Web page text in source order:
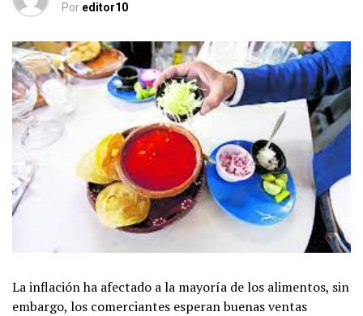
Por editor10
La inflación ha afectado a la mayoría de los alimentos, sin
embargo, los comerciantes esperan buenas ventas